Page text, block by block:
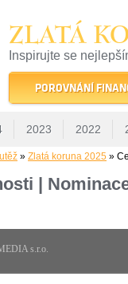
ZLATÁ
Inspirujte se
22 let tradice a
POROVNÁNÍ
2023 2022
» Zlatá koruna 2025 »
|
s.r.o.